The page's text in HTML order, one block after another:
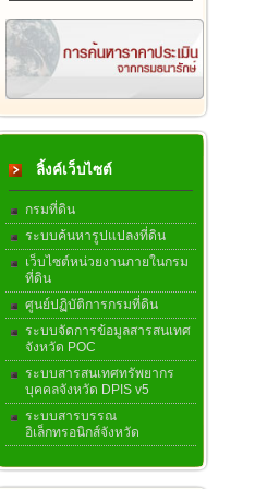
ลิ้งค์เว็บไซต์
กรมที่ดิน
ระบบค้นหารูปแปลงที่ดิน
เว็บไซต์หน่วยงานภายในกรม
ที่ดิน
ศูนย์ปฏิบัติการกรมที่ดิน
ระบบจัดการข้อมูลสารสนเทศ
จังหวัด POC
ระบบสารสนเทศทรัพยากร
บุคคลจังหวัด DPIS v5
ระบบสารบรรณ
อิเล็กทรอนิกส์จังหวัด